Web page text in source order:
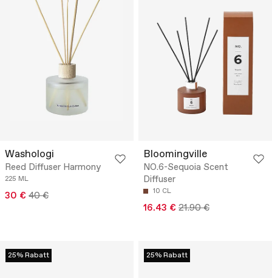
Washologi
Reed Diffuser Harmony
225 ML
30 € 40 €
Bloomingville
NO.6-Sequoia Scent
Diffuser
10 CL
16.43 € 21.90 €
25% Rabatt 25% Rabatt